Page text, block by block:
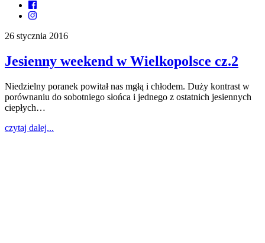
26 stycznia 2016
Jesienny weekend w Wielkopolsce cz.2
Niedzielny poranek powitał nas mgłą i chłodem. Duży kontrast w
porównaniu do sobotniego słońca i jednego z ostatnich jesiennych
ciepłych…
czytaj dalej...